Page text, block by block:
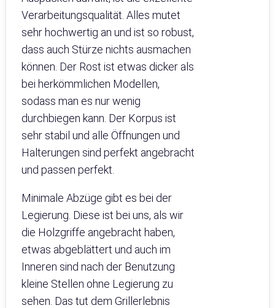
Verarbeitungsqualität. Alles mutet
sehr hochwertig an und ist so robust,
dass auch Stürze nichts ausmachen
können. Der Rost ist etwas dicker als
bei herkömmlichen Modellen,
sodass man es nur wenig
durchbiegen kann. Der Korpus ist
sehr stabil und alle Öffnungen und
Halterungen sind perfekt angebracht
und passen perfekt.
Minimale Abzüge gibt es bei der
Legierung. Diese ist bei uns, als wir
die Holzgriffe angebracht haben,
etwas abgeblättert und auch im
Inneren sind nach der Benutzung
kleine Stellen ohne Legierung zu
sehen. Das tut dem Grillerlebnis